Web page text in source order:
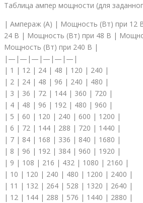
Таблица ампер мощности (для
| Ампераж (A) | Мощность (Вт) при 12
24 В | Мощность (Вт) при 48 В |
Мощность (Вт) при 240 В |
|—|—|—|—|—|—|
| 1 | 12 | 24 | 48 | 120 | 240 |
| 2 | 24 | 48 | 96 | 240 | 480 |
| 3 | 36 | 72 | 144 | 360 | 720 |
| 4 | 48 | 96 | 192 | 480 | 960 |
| 5 | 60 | 120 | 240 | 600 | 1200 |
| 6 | 72 | 144 | 288 | 720 | 1440 |
| 7 | 84 | 168 | 336 | 840 | 1680 |
| 8 | 96 | 192 | 384 | 960 | 1920 |
| 9 | 108 | 216 | 432 | 1080 | 2160 |
| 10 | 120 | 240 | 480 | 1200 | 2400 |
| 11 | 132 | 264 | 528 | 1320 | 2640 |
| 12 | 144 | 288 | 576 | 1440 | 2880 |